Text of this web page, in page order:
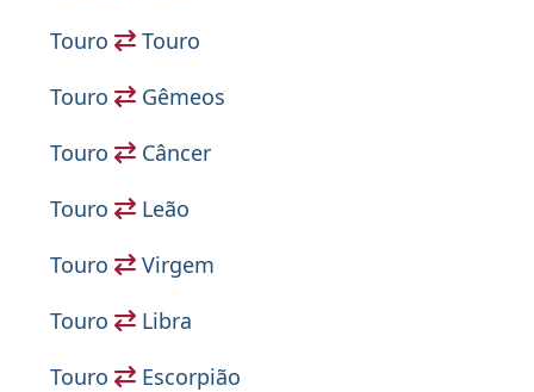
Touro
Touro
Touro
Gêmeos
Touro
Câncer
Touro
Leão
Touro
Virgem
Touro
Libra
Touro
Escorpião